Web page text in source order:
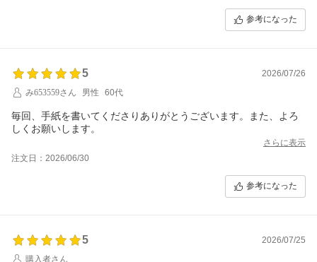
参考になった
5
2026/07/26
み653559さん
男性 60代
毎回、手紙を書いてくださりありがとうございます。また、よろ
しくお願いします。
さらに表示
注文日：2026/06/30
参考になった
5
2026/07/25
購入者さん